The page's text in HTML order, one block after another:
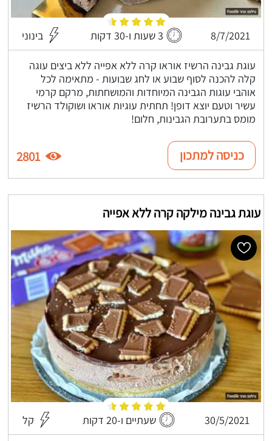
8/7/2021 3 שעות ו-30 דקות בינוני
עוגת גבינה הרשיז אוראו קרה ללא אפייה ללא ביצים עוגה
קלה להכנה לסוף שבוע או לחג שבועות - מתאימה לכל
אוהבי עוגות הגבינה המיוחדות והמושחתות, מרקם קרמי
עשיר וטעם יוצא דופן! תחתית עוגיות אוראו ושוקולד הרשיז
מומס בתערובת הגבינות, חלום!
כניסה למתכון 2801
עוגת גבינה מילקה קרה ללא אפייה
30/5/2021 שעתיים ו-20 דקות קל